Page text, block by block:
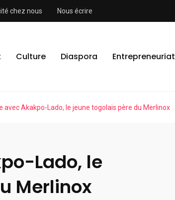
chez nous Nous écrire
Culture Diaspora Entrepreneuriat
avec Akakpo-Lado, le jeune togolais père du Merlinox
Lado, le
Merlinox